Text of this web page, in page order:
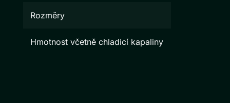
Rozměry
Hmotnost včetně chladicí kapaliny